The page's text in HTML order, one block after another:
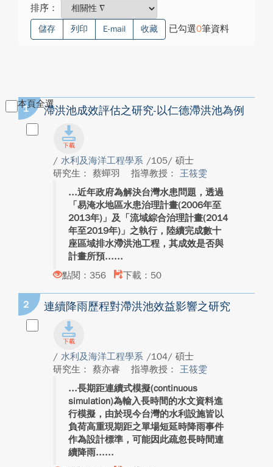
排序：
儲存 列印 E-mail 收藏 已勾選0筆資料
本頁全選
1 滯洪池成效評估之研究-以仁德滯洪池為例
/ 水利及海洋工程學系 /105/ 碩士
研究生： 蔡蟬羽
指導教授： 王筱雯
近年政府為解決台灣水患問題，透過
「易淹水地區水患治理計畫(2006年至
2013年)」及「流域綜合治理計畫(2014
年至2019年)」之執行，陸續完成數十
座區域排水滯洪池工程，其成效是否與
計畫所預...
點閱：356
下載：50
2 連續降雨歷程對滯洪池效益影響之研究
/ 水利及海洋工程學系 /104/ 碩士
研究生： 蔡亦睿
指導教授： 王筱雯
長期距連續式模擬(continuous
simulation)為輸入長時間的水文資料進
行模擬，由於現今台灣的水利設施皆以
負荷高重現期距之單場短延時降雨事件
作為設計標準，可能因此疏忽長時間連
續降雨...